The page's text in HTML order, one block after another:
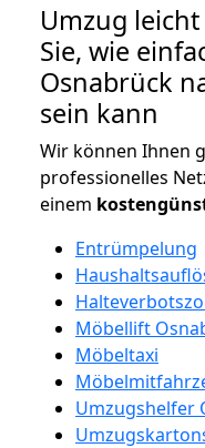
Umzug
Sie, wie
Osnabrück
sein kann
Wir können Ihnen
professionelles
einem
Entrümpelung
Möbellift
Möbeltaxi
Umzugshelfer